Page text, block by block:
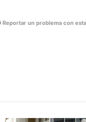
Reportar un problema con